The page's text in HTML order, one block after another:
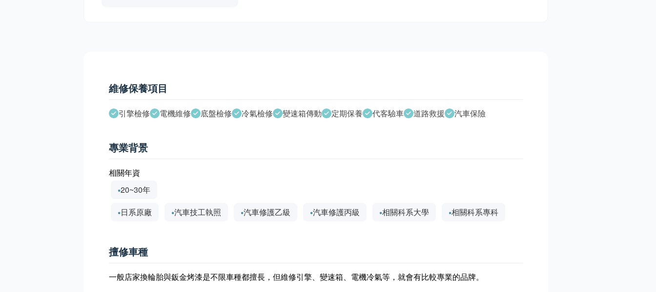
維修保養項目
引擎檢修 電機維修 底盤檢修 冷氣檢修 變速箱傳動 定期保養 代客驗車 道路救援 汽車保險
專業背景
相關年資
20~30年
日系原廠
汽車技工執照 汽車修護乙級 汽車修護丙級 相關科系大學 相關科系專科
擅修車種
一般店家換輪胎與鈑金烤漆是不限車種都擅長，但維修引擎、變速箱、電機冷氣等，就會有比較專業的品牌。